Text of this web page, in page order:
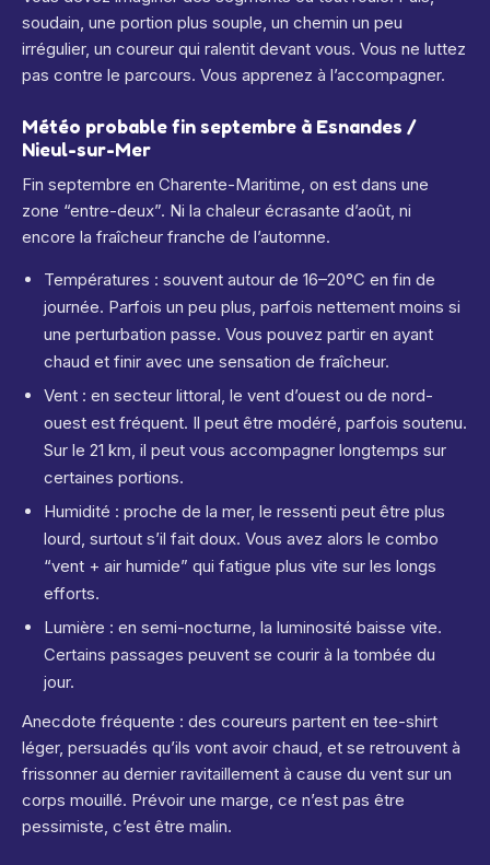
soudain, une portion plus souple, un chemin un peu
irrégulier, un coureur qui ralentit devant vous. Vous ne luttez
pas contre le parcours. Vous apprenez à l’accompagner.
Météo probable fin septembre à Esnandes /
Nieul-sur-Mer
Fin septembre en Charente-Maritime, on est dans une
zone “entre-deux”. Ni la chaleur écrasante d’août, ni
encore la fraîcheur franche de l’automne.
Températures : souvent autour de 16–20°C en fin de
journée. Parfois un peu plus, parfois nettement moins si
une perturbation passe. Vous pouvez partir en ayant
chaud et finir avec une sensation de fraîcheur.
Vent : en secteur littoral, le vent d’ouest ou de nord-
ouest est fréquent. Il peut être modéré, parfois soutenu.
Sur le 21 km, il peut vous accompagner longtemps sur
certaines portions.
Humidité : proche de la mer, le ressenti peut être plus
lourd, surtout s’il fait doux. Vous avez alors le combo
“vent + air humide” qui fatigue plus vite sur les longs
efforts.
Lumière : en semi-nocturne, la luminosité baisse vite.
Certains passages peuvent se courir à la tombée du
jour.
Anecdote fréquente : des coureurs partent en tee-shirt
léger, persuadés qu’ils vont avoir chaud, et se retrouvent à
frissonner au dernier ravitaillement à cause du vent sur un
corps mouillé. Prévoir une marge, ce n’est pas être
pessimiste, c’est être malin.